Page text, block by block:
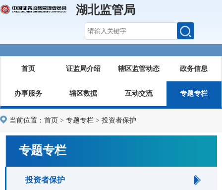
湖北监管局
首页 证监局介绍 辖区监管动态 政务信息
办事服务 辖区数据 互动交流 专题专栏
当前位置： 首页 > 专题专栏 > 投资者保护
专题专栏
投资者保护